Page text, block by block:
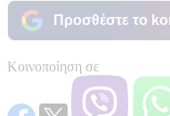
Προσθέστε το
Κοινοποίηση σε